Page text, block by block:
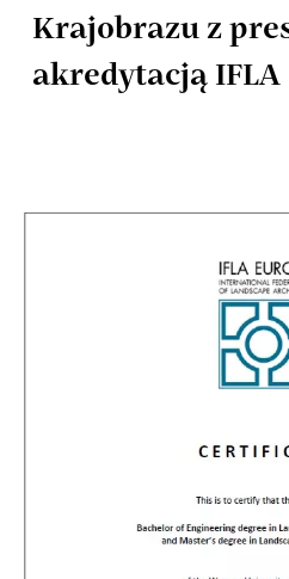
Krajobrazu z
akredytacją IFLA